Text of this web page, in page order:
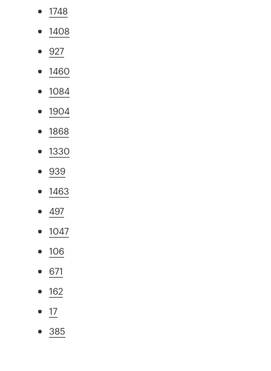
1748
1408
927
1460
1084
1904
1868
1330
939
1463
497
1047
106
671
162
17
385